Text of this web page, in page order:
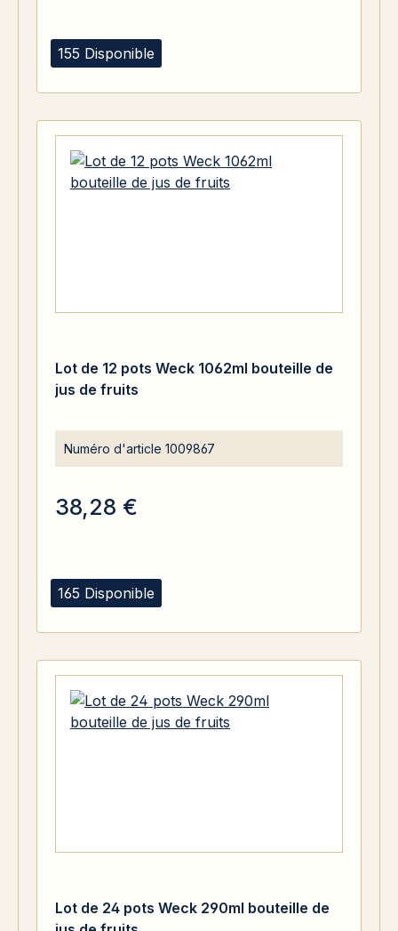
155 Disponible
165 Disponible
Lot de 12 pots Weck 1062ml bouteille de
jus de fruits
Numéro d'article 1009867
38,28 €
Lot de 24 pots Weck 290ml bouteille de